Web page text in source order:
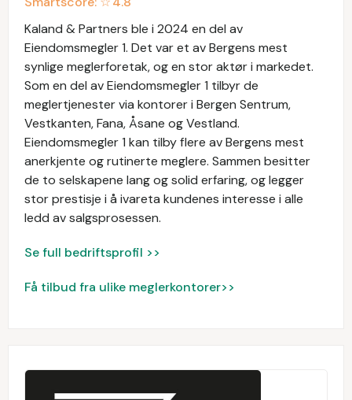
Kaland & Partners ble i 2024 en del av
Eiendomsmegler 1. Det var et av Bergens mest
synlige meglerforetak, og en stor aktør i markedet.
Som en del av Eiendomsmegler 1 tilbyr de
meglertjenester via kontorer i Bergen Sentrum,
Vestkanten, Fana, Åsane og Vestland.
Eiendomsmegler 1 kan tilby flere av Bergens mest
anerkjente og rutinerte meglere. Sammen besitter
de to selskapene lang og solid erfaring, og legger
stor prestisje i å ivareta kundenes interesse i alle
ledd av salgsprosessen.
Se full bedriftsprofil >>
Få tilbud fra ulike meglerkontorer>>